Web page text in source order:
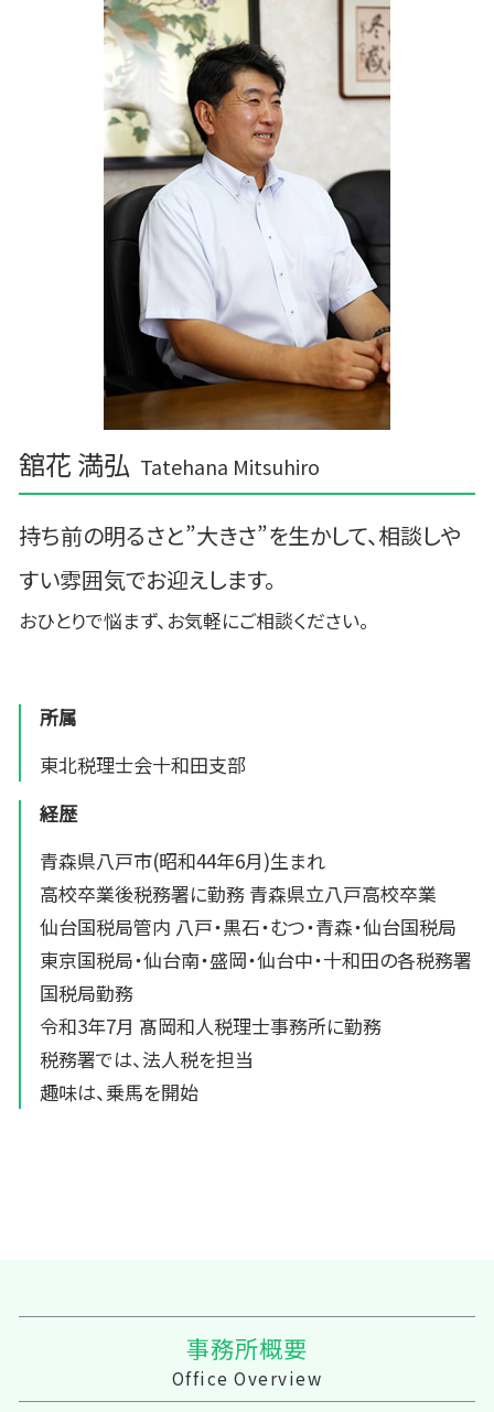
舘花 満弘 Tatehana Mitsuhiro
持ち前の明るさと”大きさ”を生かして、相談しや
すい雰囲気でお迎えします。
おひとりで悩まず、お気軽にご相談ください。
所属
東北税理士会十和田支部
経歴
青森県八戸市(昭和44年6月)生まれ
高校卒業後税務署に勤務 青森県立八戸高校卒業
仙台国税局管内 八戸・黒石・むつ・青森・仙台国税局
東京国税局・仙台南・盛岡・仙台中・十和田の各税務署
国税局勤務
令和3年7月 髙岡和人税理士事務所に勤務
税務署では、法人税を担当
趣味は、乗馬を開始
事務所概要
Office Overview